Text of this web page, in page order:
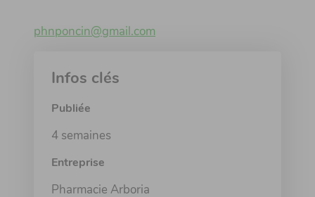
phnponcin@gmail.com
Infos clés
Publiée
4 semaines
Entreprise
Pharmacie Arboria